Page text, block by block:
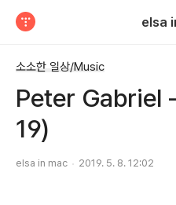
elsa
소소한 일상/Music
Peter Gabriel
19)
elsa in mac 2019. 5. 8. 12:02